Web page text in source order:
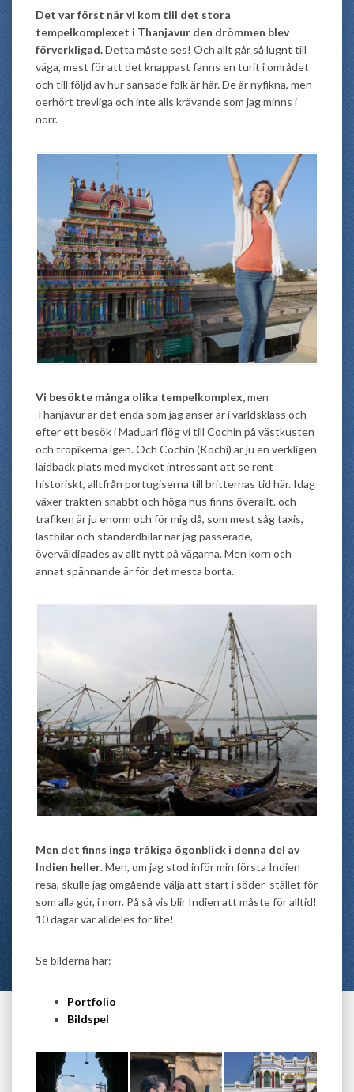
Det var först när vi kom till det stora
tempelkomplexet i Thanjavur den drömmen blev
förverkligad.Detta måste ses! Och allt går så lugnt till
väga, mest för att det knappast fanns en turit i området
och till följd av hur sansade folk är här. De är nyfikna, men
oerhört trevliga och inte alls krävande som jag minns i
norr.
Vi besökte många olika tempelkomplex,men
Thanjavur är det enda som jag anser är i världsklass och
efter ett besök i Maduari flög vi till Cochin på västkusten
och tropikerna igen. Och Cochin (Kochi) är ju en verkligen
laidback plats med mycket intressant att se rent
historiskt, alltfrån portugiserna till britternas tid här. Idag
växer trakten snabbt och höga hus finns överallt. och
trafiken är ju enorm och för mig då, som mest såg taxis,
lastbilar och standardbilar när jag passerade,
överväldigades av allt nytt på vägarna. Men korn och
annat spännande är för det mesta borta.
Men det finns inga tråkiga ögonblick i denna del av
Indien heller. Men, om jag stod inför min första Indien
resa, skulle jag omgående välja att start i söder stället för
som alla gör, i norr. På så vis blir Indien att måste för alltid!
10 dagar var alldeles för lite!
Se bilderna här:
Portfolio
Bildspel